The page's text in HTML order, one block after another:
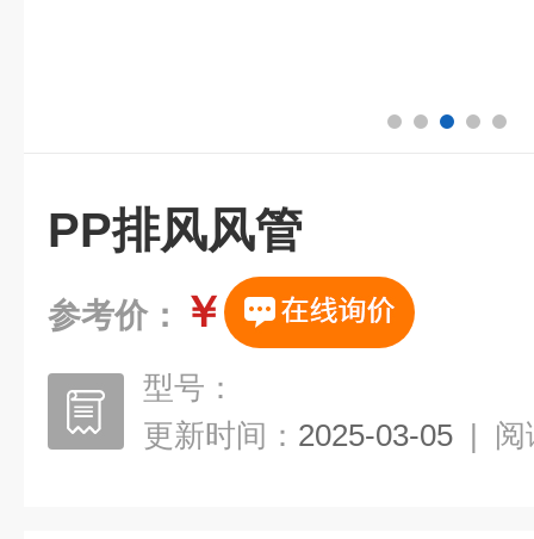
PP排风风管
参考价： ￥
型号：
更新时间： 2025-03-05 | 阅